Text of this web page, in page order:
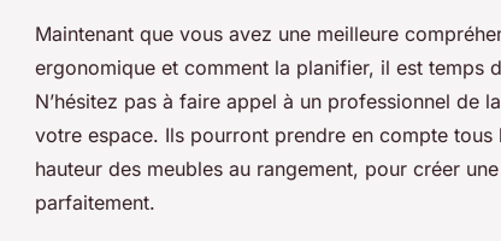
Maintenant que vous avez une meilleure
ergonomique et comment la planifier, il est temps
N’hésitez pas à faire appel à un professionnel de
votre espace. Ils pourront prendre en compte tous
hauteur des meubles au rangement, pour créer
parfaitement.